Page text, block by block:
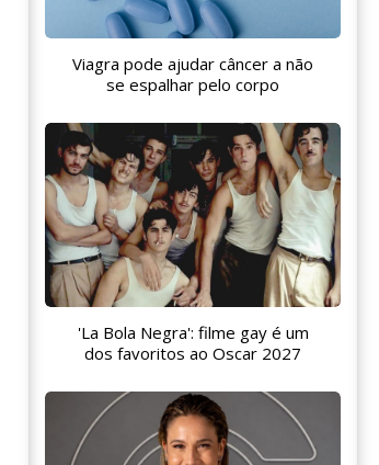
Viagra pode ajudar câncer a não
se espalhar pelo corpo
'La Bola Negra': filme gay é um
dos favoritos ao Oscar 2027